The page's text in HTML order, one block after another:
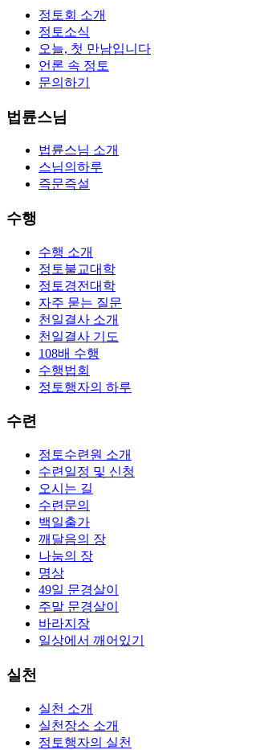
정토회 소개
정토소식
오늘, 첫 만남입니다
언론 속 정토
문의하기
법륜스님
법륜스님 소개
스님의하루
즉문즉설
수행
수행 소개
정토불교대학
정토경전대학
자주 묻는 질문
천일결사 소개
천일결사 기도
108배 수행
수행법회
정토행자의 하루
수련
정토수련원 소개
수련일정 및 신청
오시는 길
수련문의
백일출가
깨달음의 장
나눔의 장
명상
49일 문경살이
주말 문경살이
바라지장
일상에서 깨어있기
실천
실천 소개
실천장소 소개
정토행자의 실천